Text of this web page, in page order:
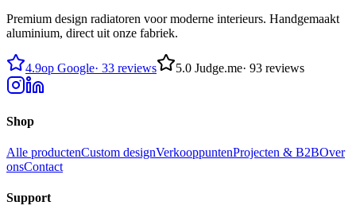
Premium design radiatoren voor moderne interieurs. Handgemaakt
aluminium, direct uit onze fabriek.
4.9op Google· 33 reviews 5.0 Judge.me· 93 reviews
Shop
Alle productenCustom designVerkooppuntenProjecten & B2BOver
onsContact
Support